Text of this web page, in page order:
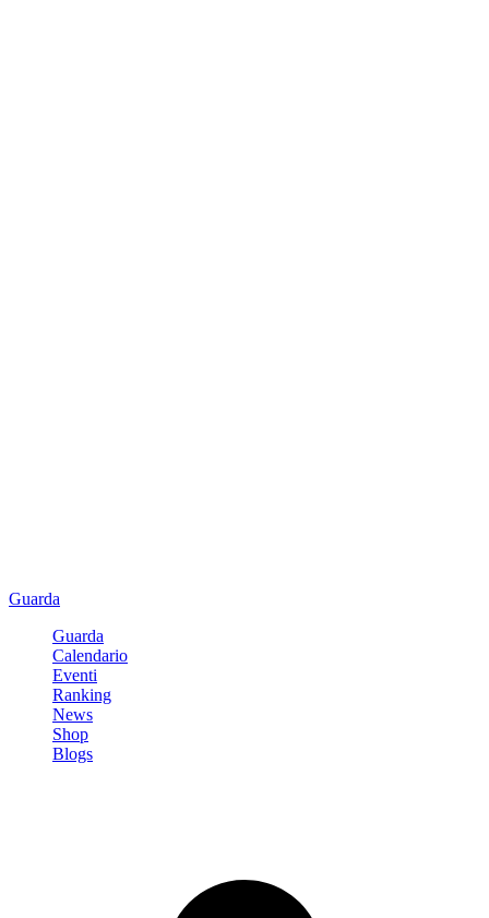
Guarda
Guarda
Calendario
Eventi
Ranking
News
Shop
Blogs